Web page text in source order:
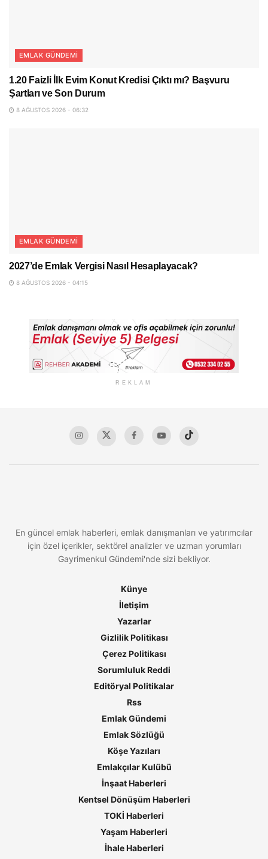
EMLAK GÜNDEMI
1.20 Faizli İlk Evim Konut Kredisi Çıktı mı? Başvuru
Şartları ve Son Durum
8 AĞUSTOS 2026 - 06:32
EMLAK GÜNDEMI
2027’de Emlak Vergisi Nasıl Hesaplayacak?
8 AĞUSTOS 2026 - 04:15
REKLAM
En güncel emlak haberleri, emlak danışmanları ve yatırımcılar
için özel içerikler, sektörel analizler ve uzman yorumları
Gayrimenkul Gündemi'nde sizi bekliyor.
Künye
İletişim
Yazarlar
Gizlilik Politikası
Çerez Politikası
Sorumluluk Reddi
Editöryal Politikalar
Rss
Emlak Gündemi
Emlak Sözlüğü
Köşe Yazıları
Emlakçılar Kulübü
İnşaat Haberleri
Kentsel Dönüşüm Haberleri
TOKİ Haberleri
Yaşam Haberleri
İhale Haberleri